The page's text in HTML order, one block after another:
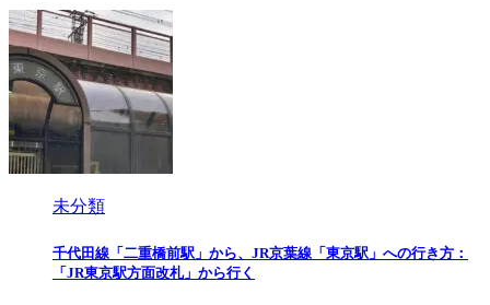
未分類
千代田線「二重橋前駅」から、JR京葉線「東京駅」への行き方：
「JR東京駅方面改札」から行く